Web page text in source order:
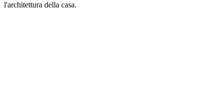
l'architettura della casa.